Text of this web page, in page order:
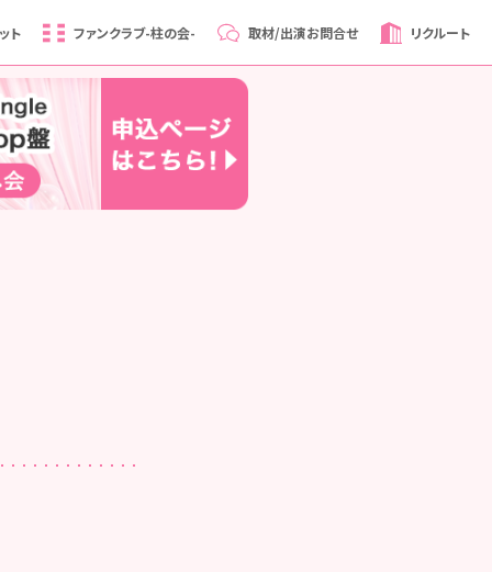
ト ファンクラブ-柱の会- 取材/出演お問合せ リクルート